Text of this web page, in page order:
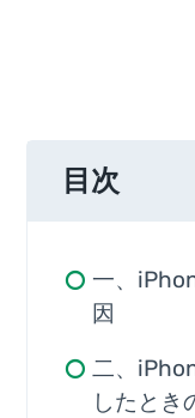
目次
一、
因
二、
したとき